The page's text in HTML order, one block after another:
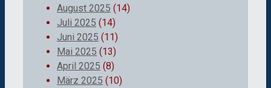
August 2025 (14)
Juli 2025 (14)
Juni 2025 (11)
Mai 2025 (13)
April 2025 (8)
März 2025 (10)